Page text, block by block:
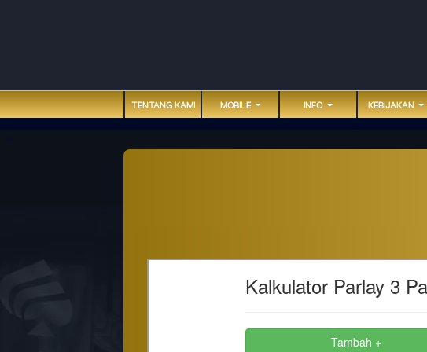
TENTANG KAMI MOBILE INFO KEBIJAKAN